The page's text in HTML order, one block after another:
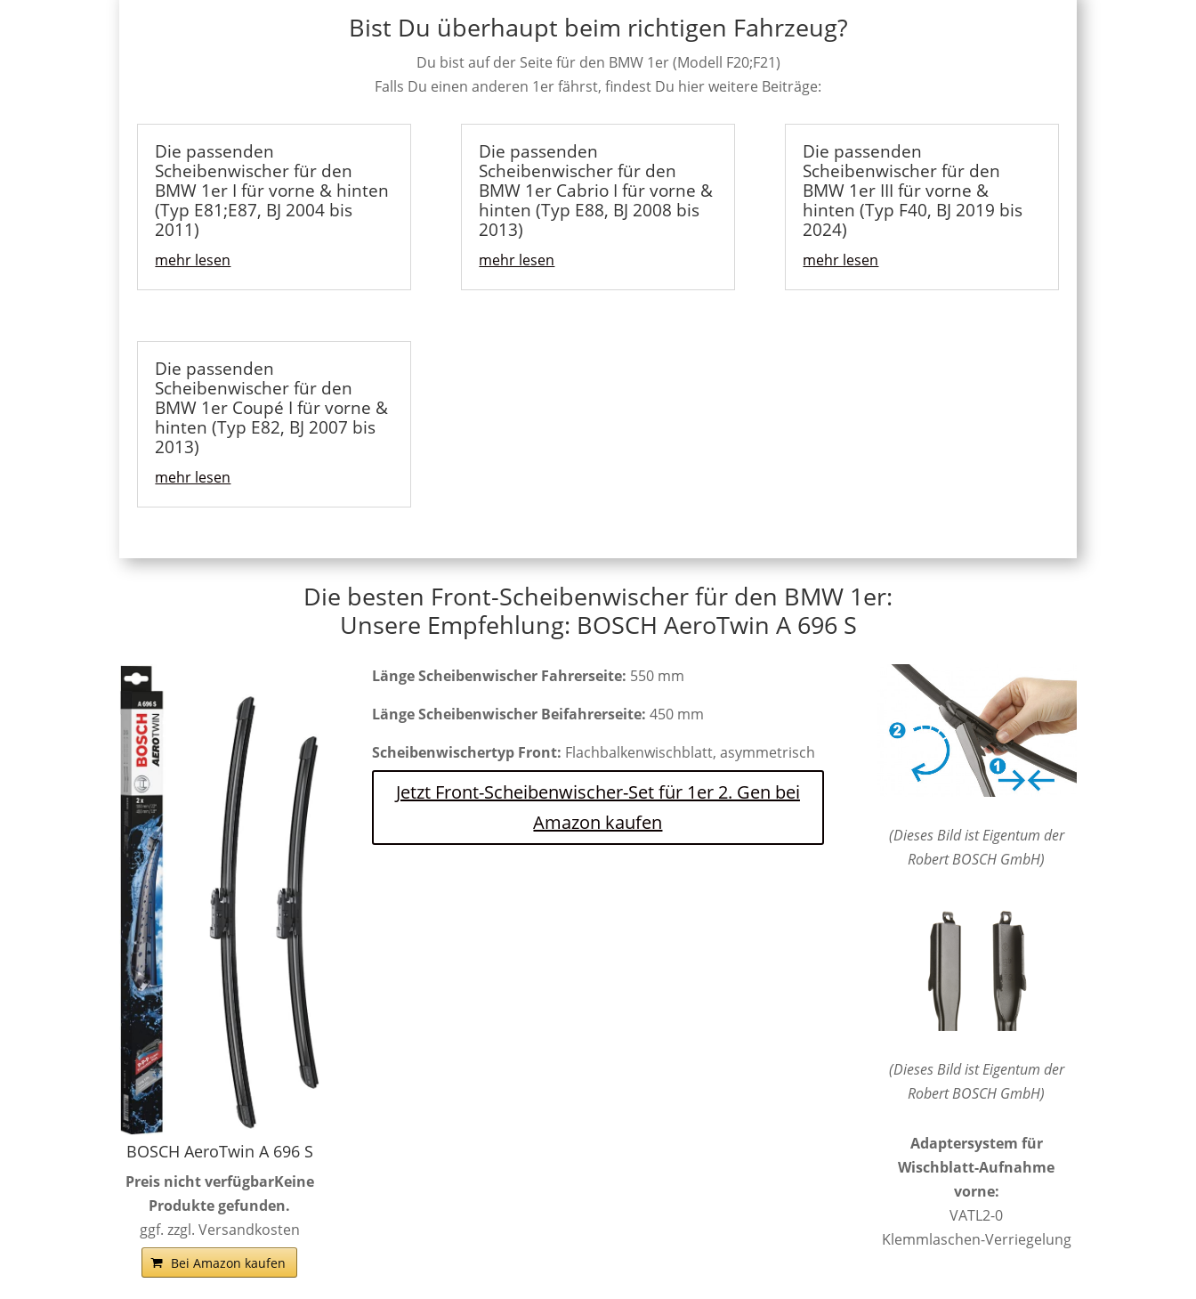
Bist Du überhaupt beim richtigen Fahrzeug?
Du bist auf der Seite für den BMW 1er (Modell F20;F21)
Falls Du einen anderen 1er fährst, findest Du hier weitere Beiträge:
Die passenden
Scheibenwischer für den
BMW 1er I für vorne & hinten
(Typ E81;E87, BJ 2004 bis
2011)
mehr lesen
Die passenden
Scheibenwischer für den
BMW 1er Coupé I für vorne &
hinten (Typ E82, BJ 2007 bis
2013)
mehr lesen
Die passenden
Scheibenwischer für den
BMW 1er Cabrio I für vorne &
hinten (Typ E88, BJ 2008 bis
2013)
mehr lesen
Die passenden
Scheibenwischer für den
BMW 1er III für vorne &
hinten (Typ F40, BJ 2019 bis
2024)
mehr lesen
Die besten Front-Scheibenwischer für den BMW 1er:
Unsere Empfehlung: BOSCH AeroTwin A 696 S
BOSCH AeroTwin A 696 S
Preis nicht verfügbarKeine
Produkte gefunden.
ggf. zzgl. Versandkosten
Bei Amazon kaufen
Länge Scheibenwischer Fahrerseite: 550 mm
Länge Scheibenwischer Beifahrerseite: 450 mm
Scheibenwischertyp Front: Flachbalkenwischblatt, asymmetrisch
Jetzt Front-Scheibenwischer-Set für 1er 2. Gen bei
Amazon kaufen
(Dieses Bild ist Eigentum der
Robert BOSCH GmbH)
(Dieses Bild ist Eigentum der
Robert BOSCH GmbH)
Adaptersystem für
Wischblatt-Aufnahme
vorne:
VATL2-0
Klemmlaschen-Verriegelung